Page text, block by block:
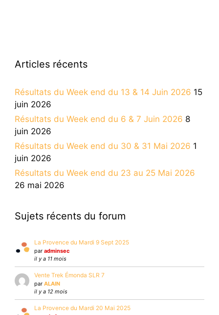
Articles récents
Résultats du Week end du 13 & 14 Juin 2026 15
juin 2026
Résultats du Week end du 6 & 7 Juin 2026 8
juin 2026
Résultats du Week end du 30 & 31 Mai 2026 1
juin 2026
Résultats du Week end du 23 au 25 Mai 2026
26 mai 2026
Sujets récents du forum
La Provence du Mardi 9 Sept 2025
par adminsec
il y a 11 mois
Vente Trek Émonda SLR 7
par ALAIN
il y a 12 mois
La Provence du Mardi 20 Mai 2025